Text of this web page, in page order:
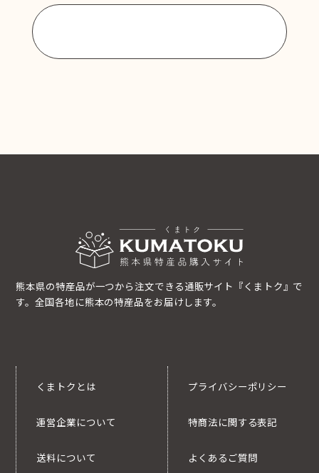
熊本県の特産品が一つから注文できる通販サイト『くまトク』で
す。全国各地に熊本の特産品をお届けします。
くまトクとは
運営企業について
送料について
プライバシーポリシー
特商法に関する表記
よくあるご質問